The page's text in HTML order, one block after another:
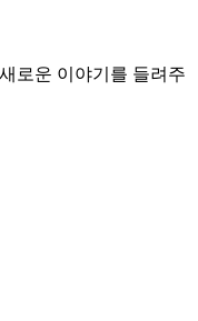
로운 이야기를 들려주